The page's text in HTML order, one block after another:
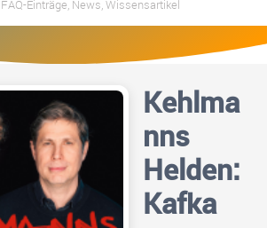
Kehlma
nns
Helden:
Kafka